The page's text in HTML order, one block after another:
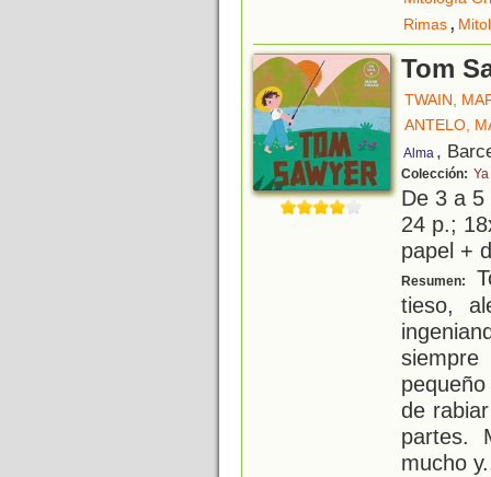
Rimas,
Tom
TWAIN,
ANTELO,
Alma ,
Colección:
De 3 a
24 p.;
papel +
Resumen:
tieso,
de
partes.
mucho y